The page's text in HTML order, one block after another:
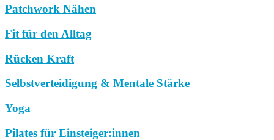
Patchwork Nähen
Fit für den Alltag
Rücken Kraft
Selbstverteidigung & Mentale Stärke
Yoga
Pilates für Einsteiger:innen